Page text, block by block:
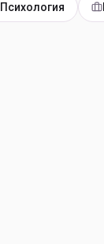
Психология